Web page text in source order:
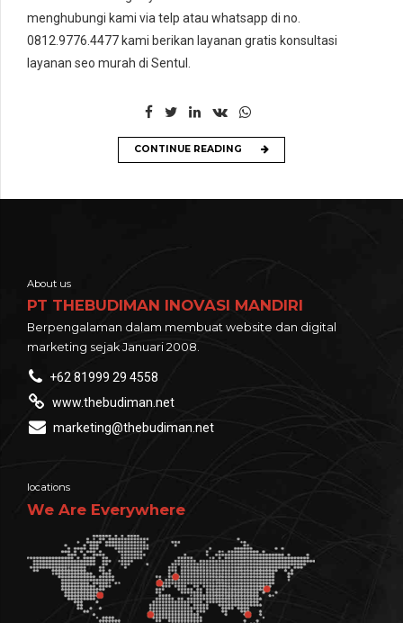
menghubungi kami via telp atau whatsapp di no.
0812.9776.4477 kami berikan layanan gratis konsultasi
layanan seo murah di Sentul
CONTINUE READING
About us
PT THEBUDIMAN INOVASI MANDIRI
Berpengalaman dalam membuat website dan digital
marketing sejak Januari 2008.
+62 81999 29 4558
www.thebudiman.net
marketing@thebudiman.net
locations
We Are Everywhere